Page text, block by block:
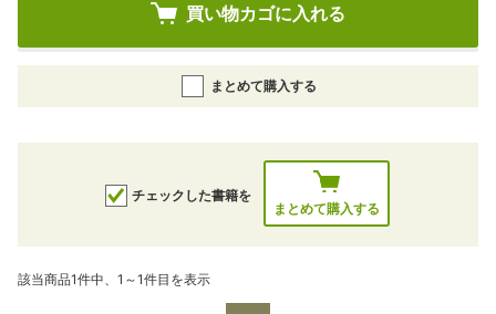
買い物カゴに入れる
まとめて購入する
チェックした書籍を
まとめて購入する
該当商品1件中、1～1件目を表示